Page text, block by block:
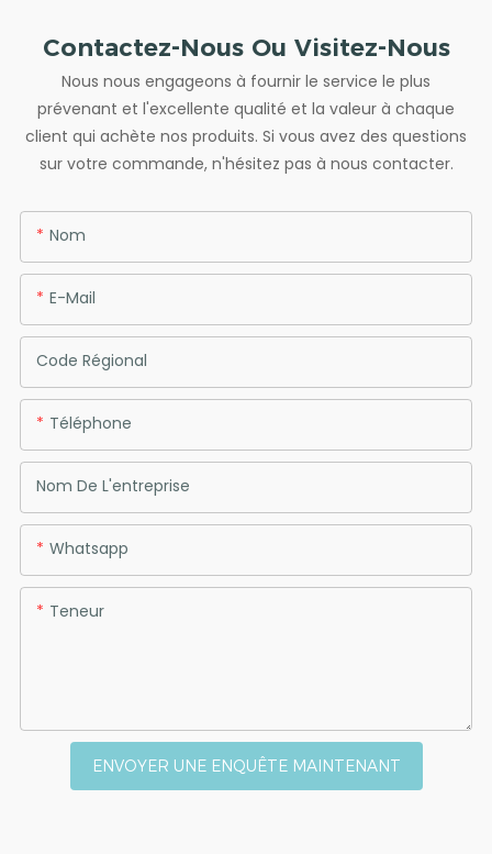
Contactez-Nous Ou Visitez-Nous
Nous nous engageons à fournir le service le plus
prévenant et l'excellente qualité et la valeur à chaque
client qui achète nos produits. Si vous avez des questions
sur votre commande, n'hésitez pas à nous contacter.
Nom
E-Mail
Code Régional
Téléphone
Nom De L'entreprise
Whatsapp
Teneur
ENVOYER UNE ENQUÊTE MAINTENANT